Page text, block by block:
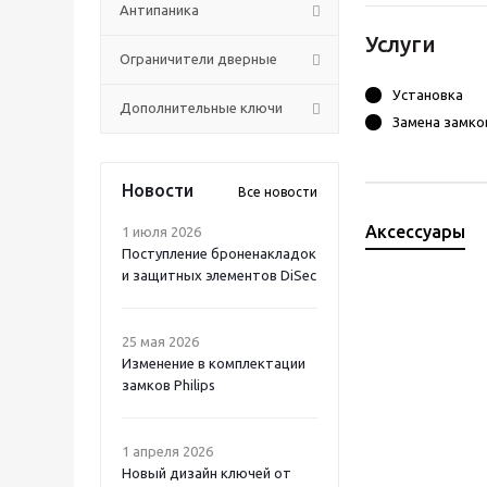
Антипаника
Ограничители дверные
Дополнительные ключи
Новости Все новости
1 июля 2026
Поступление броненакладок
и защитных элементов DiSec
25 мая 2026
Изменение в комплектации
замков Philips
1 апреля 2026
Новый дизайн ключей от
Услуги
Установка
Замена
Аксессуары